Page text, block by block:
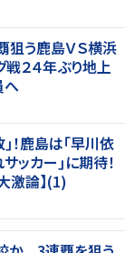
狙う鹿島ＶＳ横浜
２４年ぶり地上
へ
！鹿島は｢早川依
ッカー｣に期待！
激論】(1)